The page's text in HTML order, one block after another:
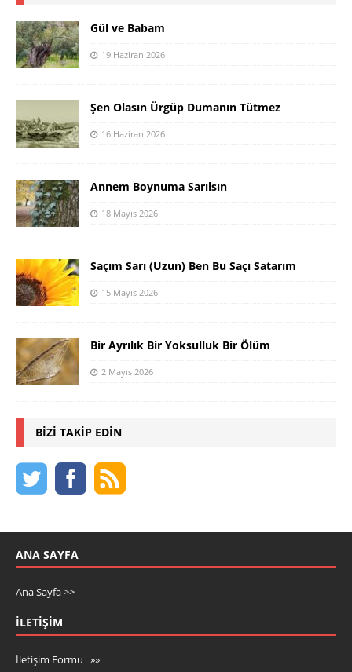
Gül ve Babam
19 Haziran 2026
Şen Olasın Ürgüp Dumanın Tütmez
16 Haziran 2026
Annem Boynuma Sarılsın
18 Mayıs 2026
Saçım Sarı (Uzun) Ben Bu Saçı Satarım
15 Mayıs 2026
Bir Ayrılık Bir Yoksulluk Bir Ölüm
2 Mayıs 2026
BIZI TAKIP EDIN
ANA SAYFA
Ana Sayfa >>
İLETIŞIM
İletişim Formu »»